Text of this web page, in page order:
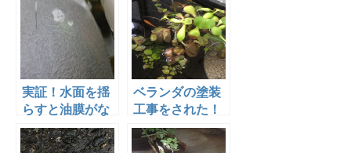
実証！水面を揺
らすと油膜がな
くなるのは本当
だった！
ベランダの塗装
工事をされた！
ビオトープは無
事か？？